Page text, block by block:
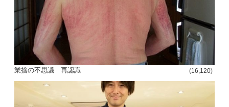
業捨の不思議 再認識 (16,120)